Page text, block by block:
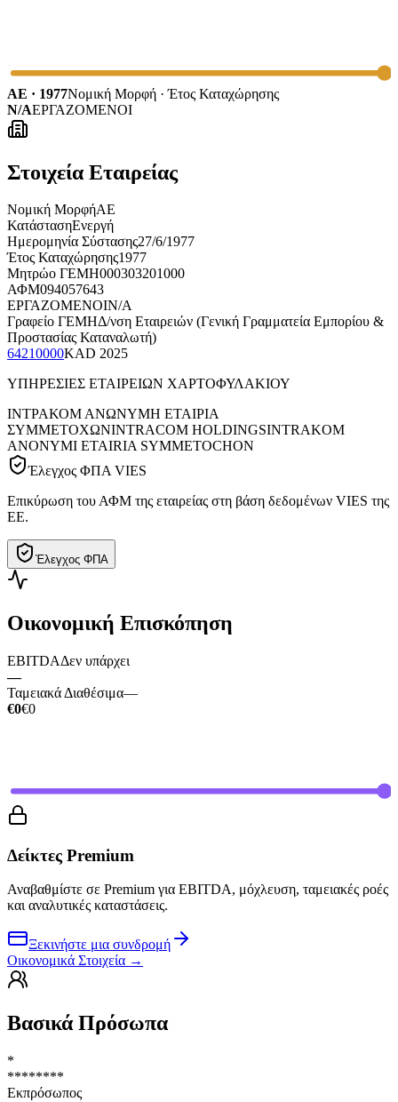
ΑΕ · 1977Νομική Μορφή · Έτος Καταχώρησης
N/AΕΡΓΑΖΟΜΕΝΟΙ
Στοιχεία Εταιρείας
Νομική ΜορφήΑΕ
ΚατάστασηΕνεργή
Ημερομηνία Σύστασης27/6/1977
Έτος Καταχώρησης1977
Μητρώο ΓΕΜΗ000303201000
ΑΦΜ094057643
ΕΡΓΑΖΟΜΕΝΟΙN/A
Γραφείο ΓΕΜΗΔ/νση Εταιρειών (Γενική Γραμματεία Εμπορίου &
Προστασίας Καταναλωτή)
64210000KAD 2025
ΥΠΗΡΕΣΙΕΣ ΕΤΑΙΡΕΙΩΝ ΧΑΡΤΟΦΥΛΑΚΙΟΥ
ΙΝΤΡΑΚΟΜ ΑΝΩΝΥΜΗ ΕΤΑΙΡΙΑ
ΣΥΜΜΕΤΟΧΩΝINTRACOM HOLDINGSINTRAKOM
ANONYMI ETAIRIA SYMMETOCHON
Έλεγχος ΦΠΑ VIES
Επικύρωση του ΑΦΜ της εταιρείας στη βάση δεδομένων VIES της
ΕΕ.
Έλεγχος ΦΠΑ
Οικονομική Επισκόπηση
EBITDAΔεν υπάρχει
—
Ταμειακά Διαθέσιμα—
€0€0
Δείκτες Premium
Αναβαθμίστε σε Premium για EBITDA, μόχλευση, ταμειακές ροές
και αναλυτικές καταστάσεις.
Ξεκινήστε μια συνδρομή
Οικονομικά Στοιχεία →
Βασικά Πρόσωπα
*
********
Εκπρόσωπος